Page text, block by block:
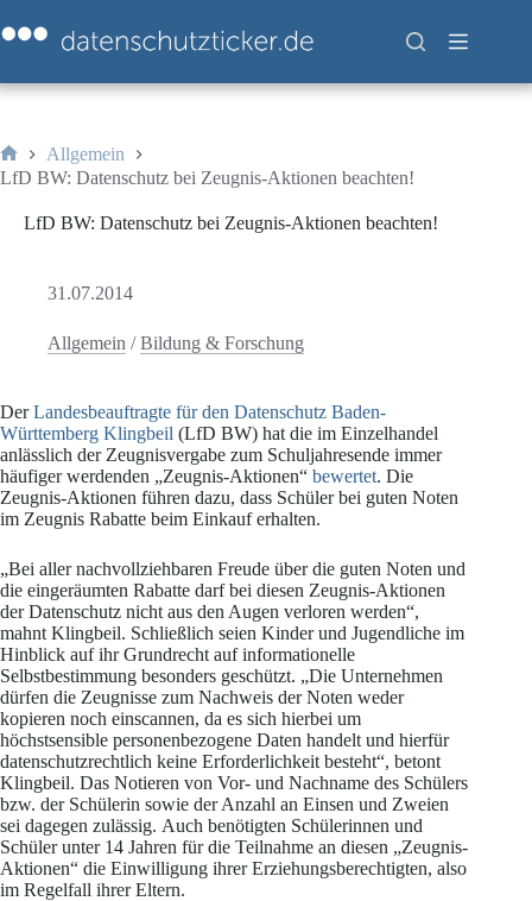
Inhalt
springen
Start
Allgemein
LfD BW: Datenschutz bei Zeugnis-Aktionen beachten!
LfD BW: Datenschutz bei Zeugnis-Aktionen beachten!
31.07.2014
Allgemein /Bildung & Forschung
DerLandesbeauftragte für den Datenschutz Baden-
Württemberg Klingbeil (LfD BW) hat die im Einzelhandel
anlässlich der Zeugnisvergabe zum Schuljahresende immer
häufiger werdenden „Zeugnis-Aktionen“ bewertet. Die
Zeugnis-Aktionen führen dazu, dass Schüler bei guten Noten
im Zeugnis Rabatte beim Einkauf erhalten.
„Bei aller nachvollziehbaren Freude über die guten Noten und
die eingeräumten Rabatte darf bei diesen Zeugnis-Aktionen
der Datenschutz nicht aus den Augen verloren werden“,
mahnt Klingbeil. Schließlich seien Kinder und Jugendliche im
Hinblick auf ihr Grundrecht auf informationelle
Selbstbestimmung besonders geschützt. „Die Unternehmen
dürfen die Zeugnisse zum Nachweis der Noten weder
kopieren noch einscannen, da es sich hierbei um
höchstsensible personenbezogene Daten handelt und hierfür
datenschutzrechtlich keine Erforderlichkeit besteht“, betont
Klingbeil. Das Notieren von Vor- und Nachname des Schülers
bzw. der Schülerin sowie der Anzahl an Einsen und Zweien
sei dagegen zulässig. Auch benötigten Schülerinnen und
Schüler unter 14 Jahren für die Teilnahme an diesen „Zeugnis-
Aktionen“ die Einwilligung ihrer Erziehungsberechtigten, also
im Regelfall ihrer Eltern.